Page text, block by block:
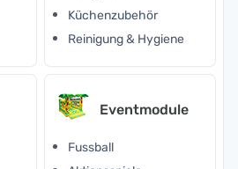
Küchenzubehör
Reinigung & Hygiene
Eventmodule
Fussball